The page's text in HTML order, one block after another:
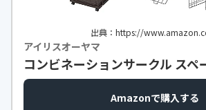
出典：https://
アイリスオーヤマ
コンビネーションサークル スペ
Amazonで購入する